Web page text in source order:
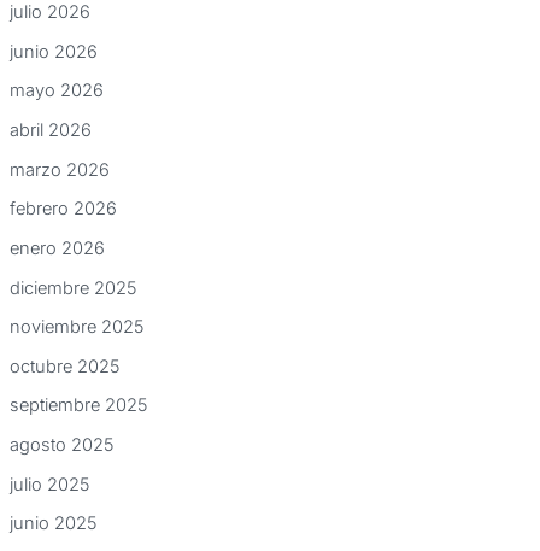
julio 2026
junio 2026
mayo 2026
abril 2026
marzo 2026
febrero 2026
enero 2026
diciembre 2025
noviembre 2025
octubre 2025
septiembre 2025
agosto 2025
julio 2025
junio 2025